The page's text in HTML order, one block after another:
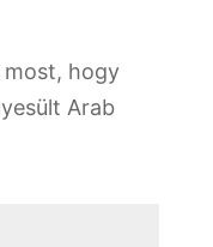
most, hogy
Arab